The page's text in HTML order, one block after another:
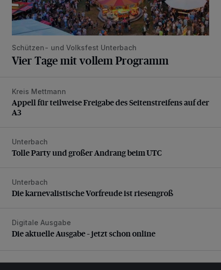
Schützen- und Volksfest Unterbach
Vier Tage mit vollem Programm
Appell für teilweise Freigabe des Seitenstreifens auf der A3
Kreis Mettmann
Appell für teilweise Freigabe des Seitenstreifens auf der
A3
Tolle Party und großer Andrang beim UTC
Unterbach
Tolle Party und großer Andrang beim UTC
Die karnevalistische Vorfreude ist riesengroß
Unterbach
Die karnevalistische Vorfreude ist riesengroß
Die aktuelle Ausgabe – jetzt schon online
Digitale Ausgabe
Die aktuelle Ausgabe – jetzt schon online